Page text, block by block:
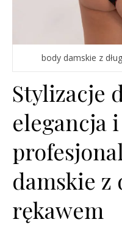
body damskie z
Stylizacje
elegancja i
damskie z
rękawem